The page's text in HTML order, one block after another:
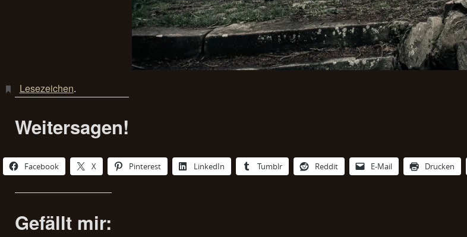
Lesezeichen.
Weitersagen!
Facebook X Pinterest LinkedIn Tumblr Reddit E-Mail Drucken
Gefällt mir: